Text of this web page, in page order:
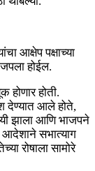
आक्षेप पक्षाच्या
होईल.
होणार होती.
देण्यात आले होते,
झाला आणि भाजपने
आदेशाने सभात्याग
रोषाला सामोरे